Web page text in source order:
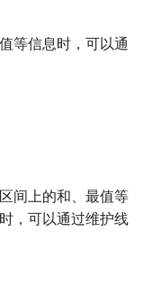
里德算法
树与 Farey
等信息时，可以通
间上的和、最值等
，可以通过维护线